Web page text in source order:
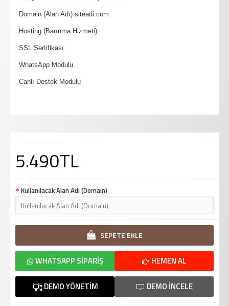
Domain (Alan Adı) siteadi.com
Hosting (Barınma Hizmeti)
SSL Sertifikası
WhatsApp Modulu
Canlı Destek Modulu
5.490TL
Kullanılacak Alan Adı (Domain)
SEPETE EKLE
HEMEN AL
WHATSAPP SIPARIŞ
DEMO İNCELE
DEMO YÖNETIM